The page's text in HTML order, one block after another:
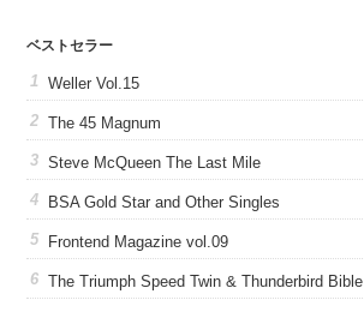
ベストセラー
Weller Vol.15
The 45 Magnum
Steve McQueen The Last Mile
BSA Gold Star and Other Singles
Frontend Magazine vol.09
The Triumph Speed Twin & Thunderbird Bible